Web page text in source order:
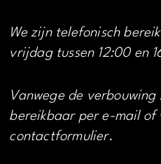
We zijn telefonisch
vrijdag tussen 12:00 en
Vanwege de
bereikbaar per e-mail of
contactformulier.